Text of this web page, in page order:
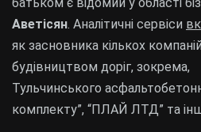
Аветісян. Аналітичні сервіси
як засновника кількох
будівництвом доріг, зокрема,
Тульчинського
комплекту”, “ПЛАЙ ЛТД” та